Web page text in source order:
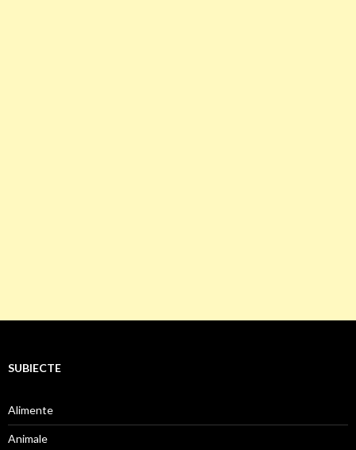
SUBIECTE
Alimente
Animale